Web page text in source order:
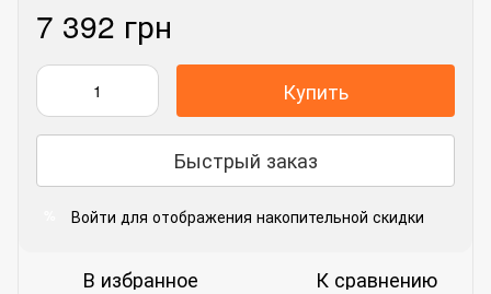
7 392 грн
Купить
Быстрый заказ
Войти для отображения накопительной скидки
В избранное К сравнению